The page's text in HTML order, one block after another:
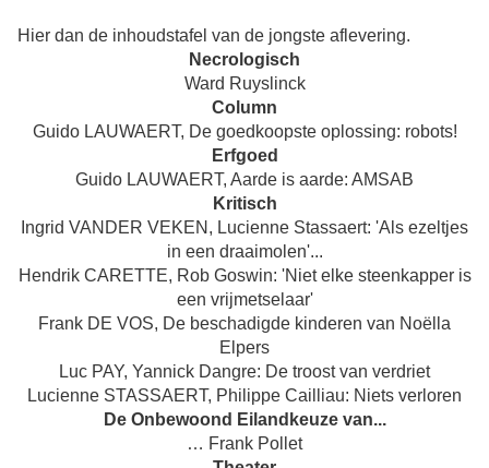
Hier dan de inhoudstafel van de jongste aflevering.
Necrologisch
Ward Ruyslinck
Column
Guido LAUWAERT, De goedkoopste oplossing: robots!
Erfgoed
Guido LAUWAERT, Aarde is aarde: AMSAB
Kritisch
Ingrid VANDER VEKEN, Lucienne Stassaert: 'Als ezeltjes
in een draaimolen'...
Hendrik CARETTE, Rob Goswin: 'Niet elke steenkapper is
een vrijmetselaar'
Frank DE VOS, De beschadigde kinderen van Noëlla
Elpers
Luc PAY, Yannick Dangre: De troost van verdriet
Lucienne STASSAERT, Philippe Cailliau: Niets verloren
De Onbewoond Eilandkeuze van...
… Frank Pollet